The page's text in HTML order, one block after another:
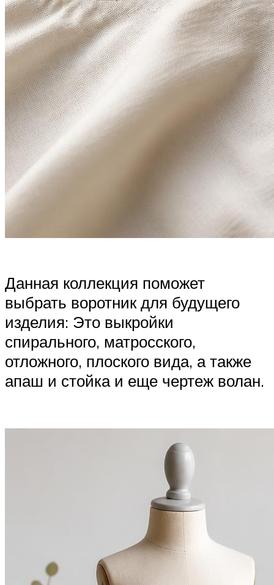
Данная коллекция поможет
выбрать воротник для будущего
изделия: Это выкройки
спирального, матросского,
отложного, плоского вида, а также
апаш и стойка и еще чертеж волан.